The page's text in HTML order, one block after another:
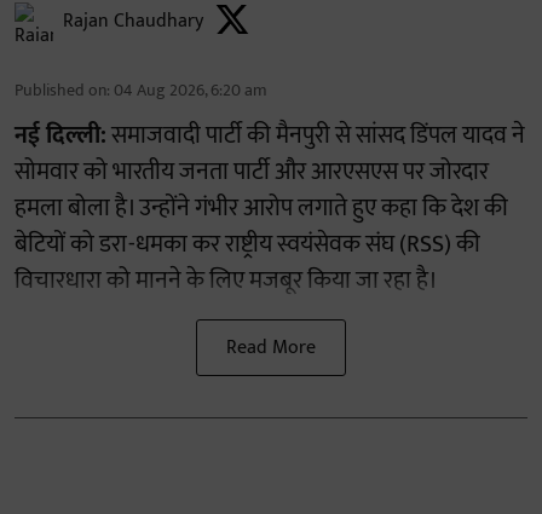
Rajan Chaudhary
Published on: 04 Aug 2026, 6:20 am
नई दिल्ली:समाजवादी पार्टी की मैनपुरी से सांसद डिंपल यादव ने
सोमवार को भारतीय जनता पार्टी और आरएसएस पर जोरदार
हमला बोला है। उन्होंने गंभीर आरोप लगाते हुए कहा कि देश की
बेटियों को डरा-धमका कर राष्ट्रीय स्वयंसेवक संघ (RSS) की
विचारधारा को मानने के लिए मजबूर किया जा रहा है।
Read More